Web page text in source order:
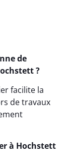
de
?
facilite la
de travaux
à Hochstett